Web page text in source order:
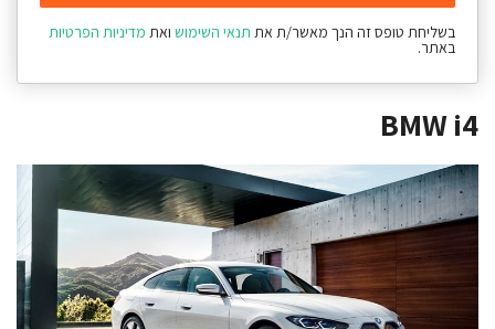
בשליחת טופס זה הנך מאשר/ת את תנאי השימוש ואת מדיניות הפרטיות
באתר.
BMW i4